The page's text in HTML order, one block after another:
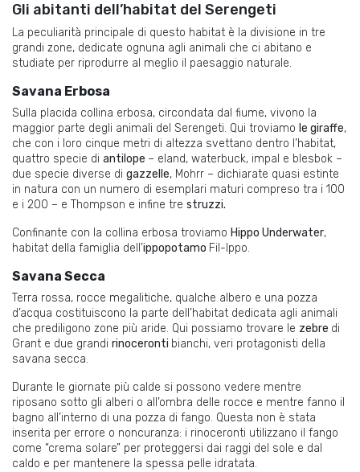
Gli abitanti dell’habitat del Serengeti
La peculiarità principale di questo habitat è la divisione in tre
grandi zone, dedicate ognuna agli animali che ci abitano e
studiate per riprodurre al meglio il paesaggio naturale.
Savana Erbosa
Sulla placida collina erbosa, circondata dal fiume, vivono la
maggior parte degli animali del Serengeti. Qui troviamo le giraffe,
che con i loro cinque metri di altezza svettano dentro l’habitat,
quattro specie di antilope – eland, waterbuck, impal e blesbok –
due specie diverse di gazzelle, Mohrr – dichiarate quasi estinte
in natura con un numero di esemplari maturi compreso tra i 100
e i 200 – e Thompson e infine tre struzzi.
Confinante con la collina erbosa troviamo Hippo Underwater,
habitat della famiglia dell’ippopotamo Fil-Ippo.
Savana Secca
Terra rossa, rocce megalitiche, qualche albero e una pozza
d’acqua costituiscono la parte dell’habitat dedicata agli animali
che prediligono zone più aride. Qui possiamo trovare le zebre di
Grant e due grandi rinoceronti bianchi, veri protagonisti della
savana secca.
Durante le giornate più calde si possono vedere mentre
riposano sotto gli alberi o all’ombra delle rocce e mentre fanno il
bagno all’interno di una pozza di fango. Questa non è stata
inserita per errore o noncuranza: i rinoceronti utilizzano il fango
come “crema solare” per proteggersi dai raggi del sole e dal
caldo e per mantenere la spessa pelle idratata.